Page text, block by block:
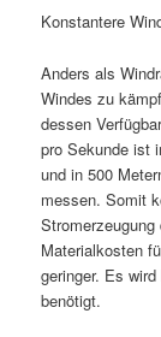
Konstantere
Anders als
Windes zu
dessen
pro Sekunde ist
und in 500
messen. Somit
Materialkosten
geringer. Es
benötigt.